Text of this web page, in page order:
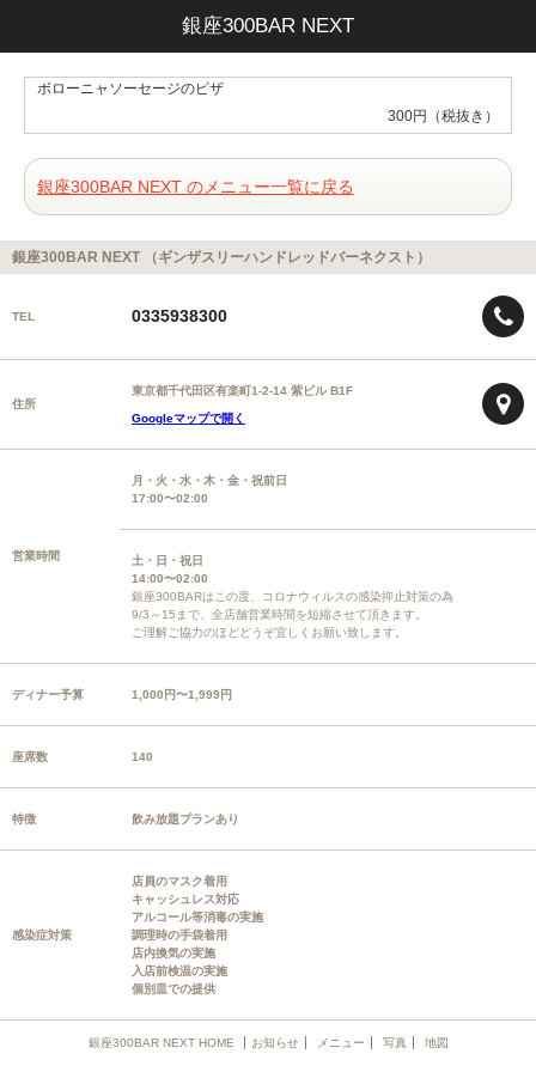
銀座300BAR NEXT
ボローニャソーセージのピザ
300円（税抜き）
銀座300BAR NEXT のメニュー一覧に戻る
銀座300BAR NEXT （ギンザスリーハンドレッドバーネクスト）
TEL 0335938300
住所
東京都千代田区有楽町1-2-14 紫ビル B1F
Googleマップで開く
営業時間
月・火・水・木・金・祝前日
17:00〜02:00
土・日・祝日
14:00〜02:00
銀座300BARはこの度、コロナウィルスの感染抑止対策の為
9/3～15まで、全店舗営業時間を短縮させて頂きます。
ご理解ご協力のほどどうぞ宜しくお願い致します。
ディナー予算 1,000円〜1,999円
座席数 140
特徴 飲み放題プランあり
感染症対策
店員のマスク着用
キャッシュレス対応
アルコール等消毒の実施
調理時の手袋着用
店内換気の実施
入店前検温の実施
個別皿での提供
銀座300BAR NEXT HOME お知らせ メニュー 写真 地図